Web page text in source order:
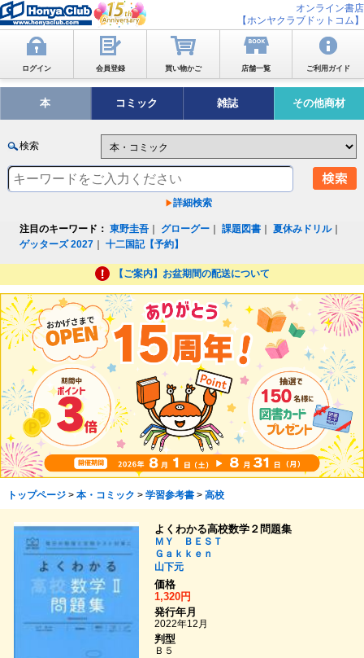
オンライン書店
【ホンヤクラブドットコム】
ログイン 会員登録 買い物かご 店舗一覧 ご利用ガイド
本 コミック 雑誌 その他商材
検索
詳細検索
注目のキーワード： 東野圭吾 グローグー ｜課題図書 ｜夏休みドリル｜
ゲッターズ 2027 ｜十二国記【予約】
【ご案内】お盆期間の配送について
トップページ> 本・コミック > 学習参考書> 高校
よくわかる高校数学２問題集
ＭＹ ＢＥＳＴ
Ｇａｋｋｅｎ
山下元
価格
1,320円
発行年月
2022年12月
判型
Ｂ５